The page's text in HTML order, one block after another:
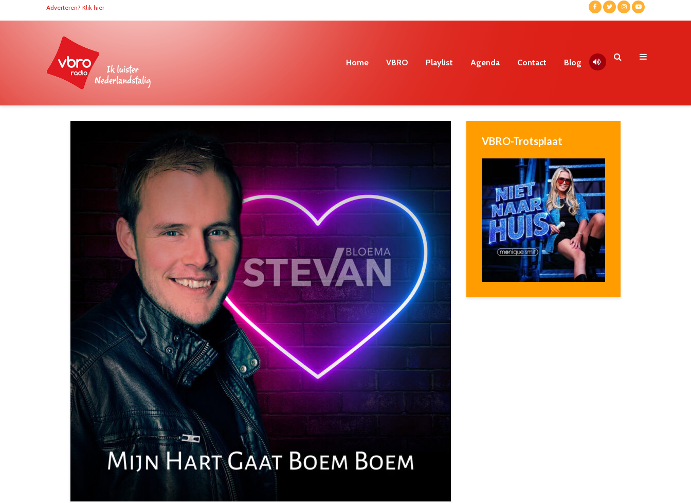
Adverteren? Klik hier
Home VBRO Playlist Agenda Contact Blog
VBRO-Trotsplaat